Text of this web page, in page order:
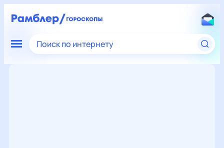
Поиск по интернету